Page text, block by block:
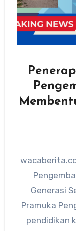
Generasi
Pramuka
pendidikan